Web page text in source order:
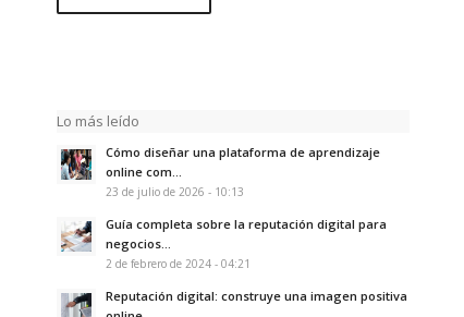
Lo más leído
Cómo diseñar una plataforma de aprendizaje
online com...
23 de julio de 2026 - 10:13
Guía completa sobre la reputación digital para
negocios...
2 de febrero de 2024 - 04:21
Reputación digital: construye una imagen positiva